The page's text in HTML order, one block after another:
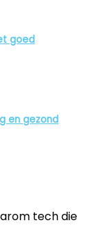
goed
en gezond